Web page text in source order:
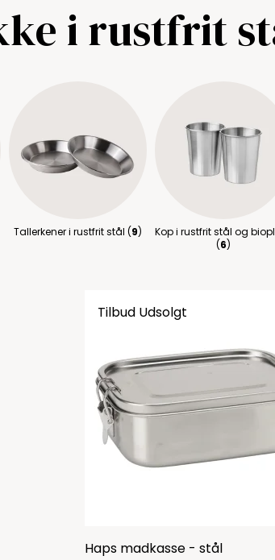
i rustfrit
Tallerkener i rustfrit stål (9)
Kop i rustfrit stål og
(6)
Tilbud Udsolgt
Haps madkasse - stål